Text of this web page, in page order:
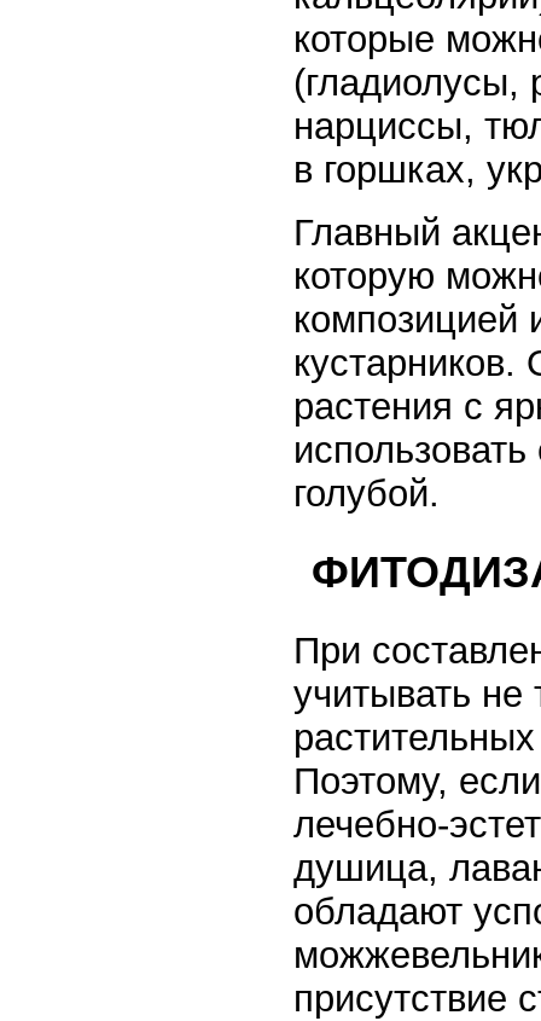
которые
(гладиолусы,
нарциссы,
в горшках,
Главный
которую
композицией
растения с
голубой.
При
учитывать не
Поэтому,
лечебно-
душица,
обладают
присутствие